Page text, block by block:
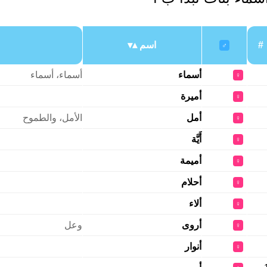
#
♂ اسم
♀ أسماء أسماء، أسماء
♀ أميرة
♀ أمل الأمل، والطموح
♀ أَيَّة
♀ أميمة
♀ أحلام
♀ ألاء
♀ أروى وعل
♀ أنوار